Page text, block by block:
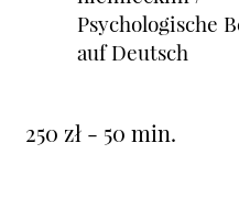
Psychologische
auf Deutsch
250 zł - 50 min.